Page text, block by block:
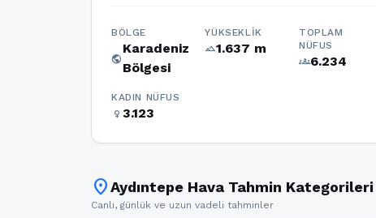
BÖLGE
public
Karadeniz
Bölgesi
YÜKSEKLIK
terrain1.637 m
TOPLAM
NÜFUS
groups6.234
KADIN NÜFUS
female 3.123
location_onAydıntepe Hava Tahmin Kategorileri
Canlı, günlük ve uzun vadeli tahminler